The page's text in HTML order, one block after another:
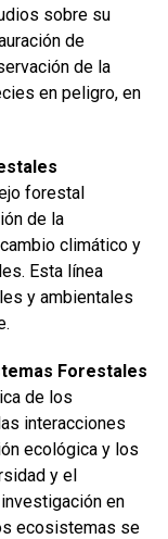
sobre su
de
de la
en peligro, en
forestal
de la
climático y
Esta línea
y ambientales
Forestales
de los
interacciones
ecológica y los
y el
en
ecosistemas se